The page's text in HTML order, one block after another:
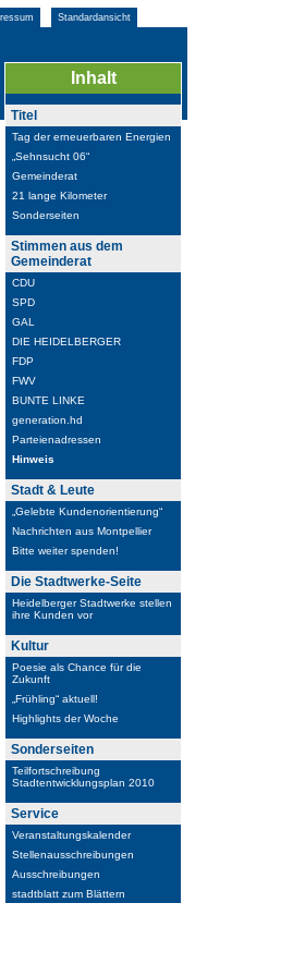
Standardansicht
Inhalt
Titel
Tag der erneuerbaren Energien
„Sehnsucht 06“
Gemeinderat
21 lange Kilometer
Sonderseiten
Stimmen aus dem
Gemeinderat
CDU
SPD
GAL
DIE HEIDELBERGER
FDP
FWV
BUNTE LINKE
generation.hd
Parteienadressen
Hinweis
Stadt & Leute
„Gelebte Kundenorientierung“
Nachrichten aus Montpellier
Bitte weiter spenden!
Die Stadtwerke-Seite
Heidelberger Stadtwerke stellen
ihre Kunden vor
Kultur
Poesie als Chance für die
Zukunft
„Frühling“ aktuell!
Highlights der Woche
Sonderseiten
Teilfortschreibung
Stadtentwicklungsplan 2010
Service
Veranstaltungskalender
Stellenausschreibungen
Ausschreibungen
stadtblatt zum Blättern